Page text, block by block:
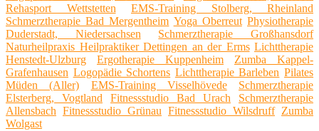
Rehasport Wettstetten
EMS-Training Stolberg, Rheinland
Schmerztherapie Bad Mergentheim Yoga Oberreut Physiotherapie
Duderstadt, Niedersachsen
Schmerztherapie Großhansdorf
Naturheilpraxis Heilpraktiker Dettingen an der Erms Lichttherapie
Henstedt-Ulzburg
Ergotherapie Kuppenheim
Zumba Kappel-
Grafenhausen Logopädie Schortens Lichttherapie Barleben Pilates
Müden (Aller)
EMS-Training Visselhövede
Schmerztherapie
Elsterberg, Vogtland
Fitnessstudio Bad Urach
Schmerztherapie
Allensbach Fitnessstudio Grünau Fitnessstudio Wilsdruff Zumba
Wolgast